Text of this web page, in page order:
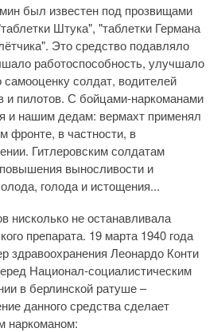
был известен под прозвищами
Штука", "таблетки Германа
Это средство подавляло
работоспособность, улучшало
солдат, водителей
и пилотов. С бойцами-наркоманами
и нашим дедам: вермахт применял
фронте, в частности, в
Гитлеровским солдатам
выносливости и
голода и истощения...
нисколько не останавливала
препарата. 19 марта 1940 года
здравоохранения Леонардо Конти
Национал-социалистическим
в берлинской ратуше –
данного средства сделает
наркоманом: